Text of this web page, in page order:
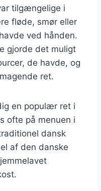
tilgængelige i
fløde, smør eller
ved hånden.
gjorde det muligt
de havde, og
ret.
en populær ret i
ofte på menuen i
dansk
af den danske